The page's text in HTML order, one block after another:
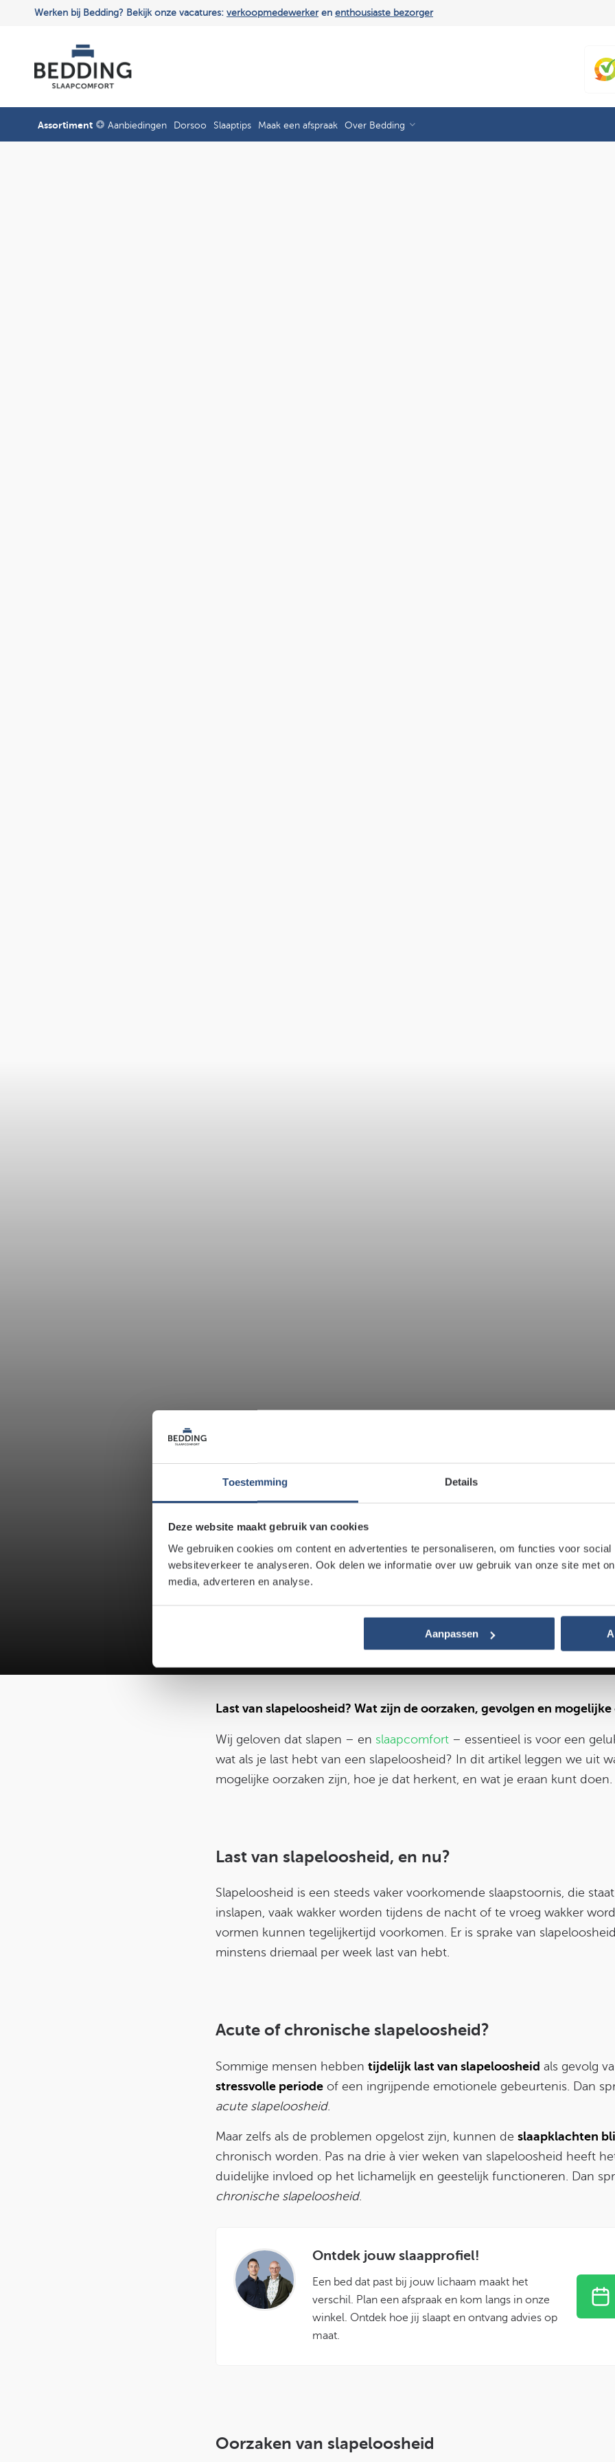
Toestemming Details
Deze website maakt gebruik van cookies
We gebruiken cookies om content en advertenties te personaliseren, om functies voor
websiteverkeer te analyseren. Ook delen we informatie over uw gebruik van onze site met
media, adverteren en analyse.
Aanpassen
Werken bij Bedding? Bekijk onze vacatures: verkoopmedewerkeren enthousiaste bezorger
Assortiment Aanbiedingen Dorsoo Slaaptips Maak een afspraak Over Bedding
Last van slapeloosheid?
Last van slapeloosheid? Wat zijn de oorzaken, gevolgen en
Wij geloven dat slapen – en slaapcomfort– essentieel is voor een
wat als je last hebt van een slapeloosheid? In dit artikel leggen we uit
mogelijke oorzaken zijn, hoe je dat herkent, en wat je eraan kunt doen.
Last van slapeloosheid, en nu?
Slapeloosheid is een steeds vaker voorkomende slaapstoornis, die
inslapen, vaak wakker worden tijdens de nacht of te vroeg wakker
vormen kunnen tegelijkertijd voorkomen. Er is sprake van
minstens driemaal per week last van hebt.
Acute of chronische slapeloosheid?
Sommige mensen hebben tijdelijk last van slapeloosheid als gevolg
stressvolle periodeof een ingrijpende emotionele gebeurtenis. Dan
acute slapeloosheid.
Maar zelfs als de problemen opgelost zijn, kunnen de slaapklachten
chronisch worden. Pas na drie à vier weken van slapeloosheid heeft
duidelijke invloed op het lichamelijk en geestelijk functioneren. Dan
chronische slapeloosheid.
Ontdek jouw slaapprofiel!
Een bed dat past bij jouw lichaam maakt het
verschil. Plan een afspraak en kom langs in onze
winkel. Ontdek hoe jij slaapt en ontvang advies op
maat.
Oorzaken van slapeloosheid